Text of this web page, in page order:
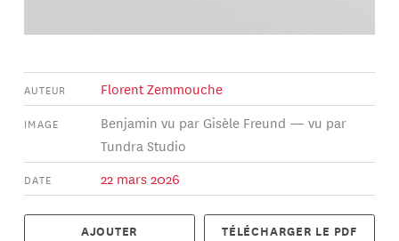
AUTEUR Florent Zemmouche
IMAGE
Benjamin vu par Gisèle Freund — vu par
Tundra Studio
DATE 22 mars 2026
AJOUTER TÉLÉCHARGER LE PDF